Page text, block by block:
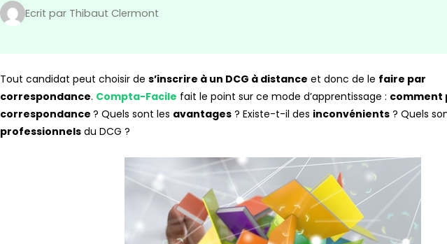
Ecrit par Thibaut Clermont
Tout candidat peut choisir de s’inscrire à un DCG à distance et donc de le faire par
correspondance. Compta-Facile fait le point sur ce mode d’apprentissage : comment
correspondance ? Quels sont les avantages ? Existe-t-il des inconvénients ? Quels
professionnels du DCG ?